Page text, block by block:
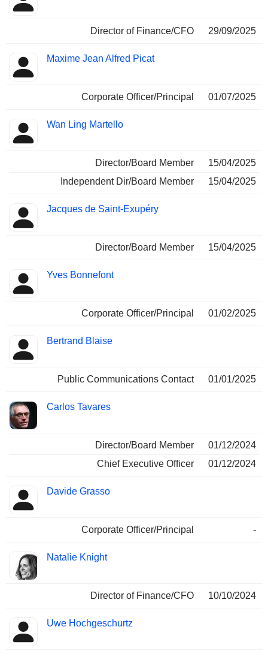
Director of Finance/CFO 29/09/2025
Maxime Jean Alfred Picat
Corporate Officer/Principal 01/07/2025
Wan Ling Martello
Director/Board Member
15/04/2025
Independent Dir/Board Member
15/04/2025
Jacques de Saint-Exupéry
Director/Board Member 15/04/2025
Yves Bonnefont
Corporate Officer/Principal 01/02/2025
Bertrand Blaise
Public Communications Contact 01/01/2025
Carlos Tavares
Director/Board Member
01/12/2024
Chief Executive Officer
01/12/2024
Davide Grasso
Corporate Officer/Principal -
Natalie Knight
Director of Finance/CFO 10/10/2024
Uwe Hochgeschurtz